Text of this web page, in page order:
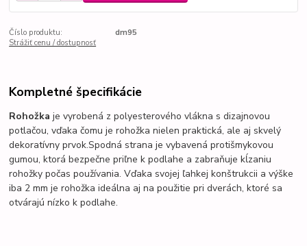
Číslo produktu:
dm95
Strážiť cenu / dostupnosť
Kompletné špecifikácie
Rohožka je vyrobená z polyesterového vlákna s dizajnovou
potlačou, vďaka čomu je rohožka nielen praktická, ale aj skvelý
dekoratívny prvok.Spodná strana je vybavená protišmykovou
gumou, ktorá bezpečne priľne k podlahe a zabraňuje kĺzaniu
rohožky počas používania. Vďaka svojej ľahkej konštrukcii a výške
iba 2 mm je rohožka ideálna aj na použitie pri dverách, ktoré sa
otvárajú nízko k podlahe.